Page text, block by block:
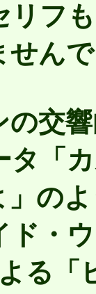
リフ
せん
交
タ「
」の
ド・
る「